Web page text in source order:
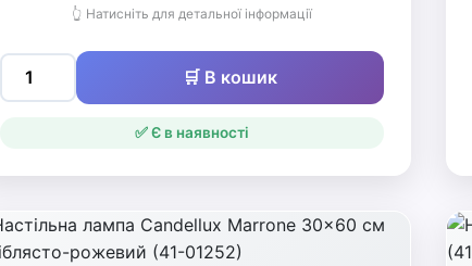
👆 Натисніть для детальної інформації
🛒 В кошик
✅ Є в наявності